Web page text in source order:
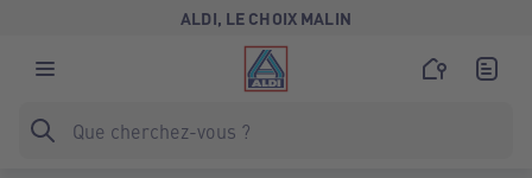
ALDI, LE CHOIX MALIN